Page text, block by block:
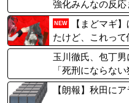
強化みんなの反応
NEW
【まどマギ
たけど、これっ
な…
玉川徹氏、包丁
「死刑にならな
った」
【朗報】秋田に